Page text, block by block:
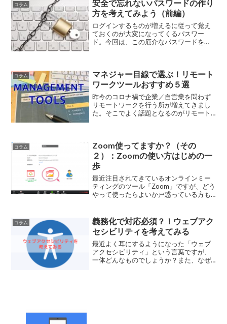
コラム
安全で忘れないパスワードの作り
方を考えてみよう（前編）
ログインするものが増えるに従って覚え
ておくのが大変になってくるパスワー
ド。今回は、この厄介なパスワードを
コラム
マネジャー目線で選ぶ！リモート
ワークツールおすすめ５選
昨今のコロナ禍で企業／自営業を問わず
リモートワークを行う所が増えてきまし
た。そこでよく話題となるのがリモート
とんどで、仕事柄プロジェ...
コラム
Zoom使ってますか？（その
２）：Zoomの使い方はじめの一
歩
最近注目されてきているオンラインミー
ティングのツール「Zoom」ですが、どう
やって使ったらよいか戸惑っている方も
ントの考え方をご紹介します。
コラム
義務化で対応必須？！ウェブアク
セシビリティを考えてみる
最近よく耳にするようになった「ウェブ
アクセシビリティ」という言葉ですが、
一体どんなものでしょうか？また、なぜ